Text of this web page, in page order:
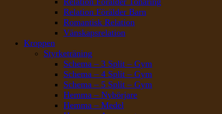
Relation Förälder Barn
Romantisk Relation
Vänskapsrelation
Kroppen
Styrketräning
Schema – 3 Split – Gym
Schema – 4 Split – Gym
Schema – 5 Split – Gym
Hemma – Nybörjare
Hemma – Medel